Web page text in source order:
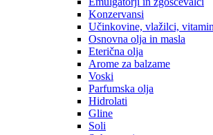
Konzervansi
Učinkovine, vlažilci,
Osnovna olja in masla
Eterična olja
Arome za balzame
Voski
Parfumska olja
Hidrolati
Gline
Soli